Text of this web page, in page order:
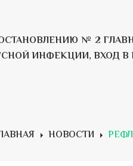
№ 2
ИНФЕКЦИИ, ВХОД В
НОВОСТИ